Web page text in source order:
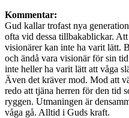
Kommentar:
Gud kallar trofast nya
ofta vid dessa tillbakablickar.
visionärer kan inte ha varit lätt.
och ändå vara visionär för sin
inte heller ha varit lätt att våga
Även det kräver mod. Mod att
redo att tjäna herren för den tid
ryggen. Utmaningen är
våga gå. Alltid i Guds kraft.